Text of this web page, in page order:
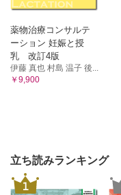
薬物治療コンサルテ
ーション 妊娠と授
乳 改訂4版
伊藤 真也 村島 温子 後...
￥9,900
立ち読みランキング
1